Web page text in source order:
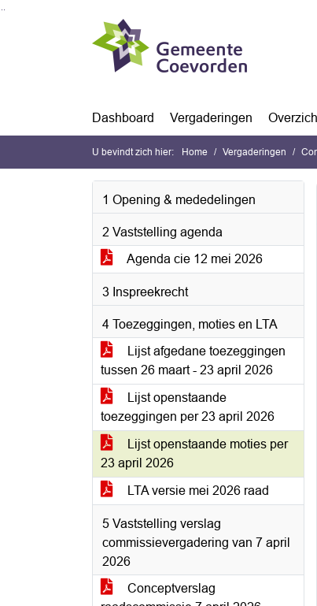
Ga naar de inhoud van deze pagina
Ga naar het zoeken
Ga naar het menu
Dashboard Vergaderingen
U bevindt zich hier: Home Vergaderingen
1 Opening & mededelingen
2 Vaststelling agenda
Agenda cie 12 mei 2026
3 Inspreekrecht
4 Toezeggingen, moties en LTA
Lijst afgedane toezeggingen
tussen 26 maart - 23 april 2026
Lijst openstaande
toezeggingen per 23 april 2026
Lijst openstaande moties per
23 april 2026
LTA versie mei 2026 raad
5 Vaststelling verslag
commissievergadering van 7 april
2026
Conceptverslag